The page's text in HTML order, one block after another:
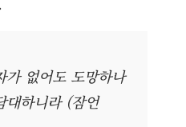
가 없어도 도망하나
대하니라 (잠언